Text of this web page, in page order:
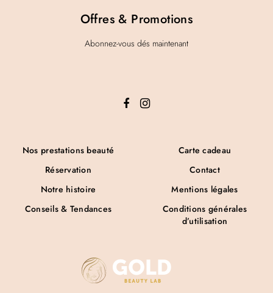
Nos prestations beauté
Réservation
Notre histoire
Conseils & Tendances
Carte cadeau
Contact
Mentions légales
Conditions générales
d’utilisation
Offres & Promotions
Abonnez-vous dés maintenant